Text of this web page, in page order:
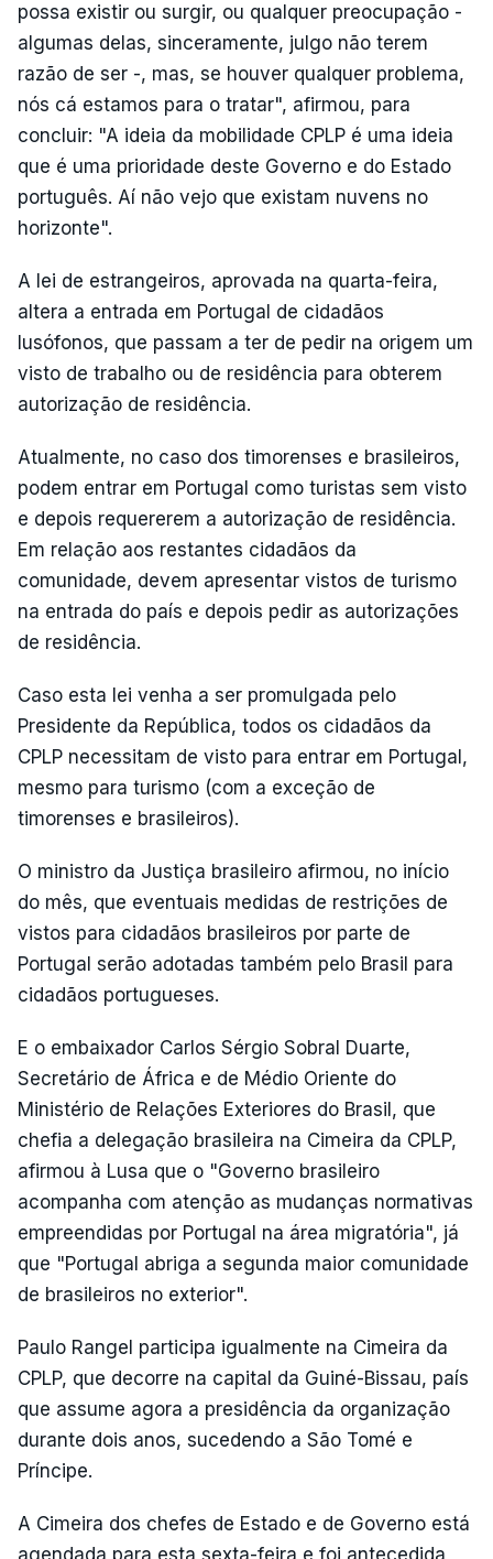
possa existir ou surgir, ou qualquer preocupação -
algumas delas, sinceramente, julgo não terem
razão de ser -, mas, se houver qualquer problema,
nós cá estamos para o tratar", afirmou, para
concluir: "A ideia da mobilidade CPLP é uma ideia
que é uma prioridade deste Governo e do Estado
português. Aí não vejo que existam nuvens no
horizonte".
A lei de estrangeiros, aprovada na quarta-feira,
altera a entrada em Portugal de cidadãos
lusófonos, que passam a ter de pedir na origem um
visto de trabalho ou de residência para obterem
autorização de residência.
Atualmente, no caso dos timorenses e brasileiros,
podem entrar em Portugal como turistas sem visto
e depois requererem a autorização de residência.
Em relação aos restantes cidadãos da
comunidade, devem apresentar vistos de turismo
na entrada do país e depois pedir as autorizações
de residência.
Caso esta lei venha a ser promulgada pelo
Presidente da República, todos os cidadãos da
CPLP necessitam de visto para entrar em Portugal,
mesmo para turismo (com a exceção de
timorenses e brasileiros).
O ministro da Justiça brasileiro afirmou, no início
do mês, que eventuais medidas de restrições de
vistos para cidadãos brasileiros por parte de
Portugal serão adotadas também pelo Brasil para
cidadãos portugueses.
E o embaixador Carlos Sérgio Sobral Duarte,
Secretário de África e de Médio Oriente do
Ministério de Relações Exteriores do Brasil, que
chefia a delegação brasileira na Cimeira da CPLP,
afirmou à Lusa que o "Governo brasileiro
acompanha com atenção as mudanças normativas
empreendidas por Portugal na área migratória", já
que "Portugal abriga a segunda maior comunidade
de brasileiros no exterior".
Paulo Rangel participa igualmente na Cimeira da
CPLP, que decorre na capital da Guiné-Bissau, país
que assume agora a presidência da organização
durante dois anos, sucedendo a São Tomé e
Príncipe.
A Cimeira dos chefes de Estado e de Governo está
agendada para esta sexta-feira e foi antecedida